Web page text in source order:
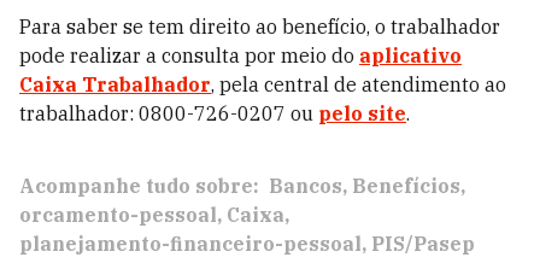
Para saber se tem direito ao benefício, o trabalhador
pode realizar a consulta por meio do aplicativo
Caixa Trabalhador, pela central de atendimento ao
trabalhador: 0800-726-0207 ou pelo site.
Acompanhe tudo sobre: Bancos Benefícios
orcamento-pessoal Caixa
planejamento-financeiro-pessoal PIS/Pasep